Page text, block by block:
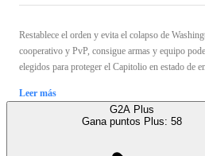
Restablece el orden y evita el colapso de
cooperativo y PvP, consigue armas y equipo
elegidos para proteger el Capitolio en estado de
Leer más
G2A Plus
Gana puntos Plus: 58